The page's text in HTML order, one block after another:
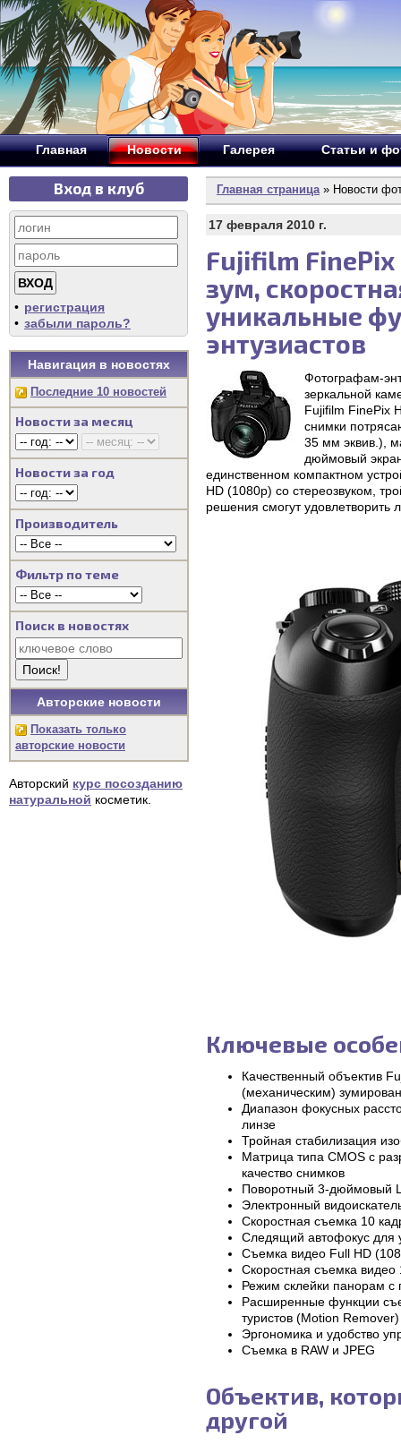
Главная Новости Галерея Статьи и
Вход в клуб
• регистрация
• забыли пароль?
Навигация в новостях
Последние 10 новостей
Новости за месяц
Новости за год
Производитель
Фильтр по теме
Поиск в новостях
Авторские новости
Показать только
авторские новости
Авторский курс посозданию
натуральной косметик.
Главная страница» Новости
17 февраля 2010 г.
Fujifilm
зум,
уникальные
энтузиастов
Фотографам-
зеркальной
Fujifilm FinePix
снимки
35 мм эквив.),
дюймовый
единственном компактном
HD (1080p) со стереозвуком,
решения смогут удовлетворить
Ключевые
Качественный объектив
(механическим)
Диапазон фокусных
линзе
Тройная стабилизация
Матрица типа CMOS с
качество снимков
Поворотный 3-дюймовый
Электронный
Скоростная съемка 10
Следящий автофокус для
Съемка видео Full HD
Скоростная съемка видео
Режим склейки панорам
Расширенные функции
туристов (Motion Remover)
Эргономика и удобство
Съемка в RAW и JPEG
Объектив,
другой